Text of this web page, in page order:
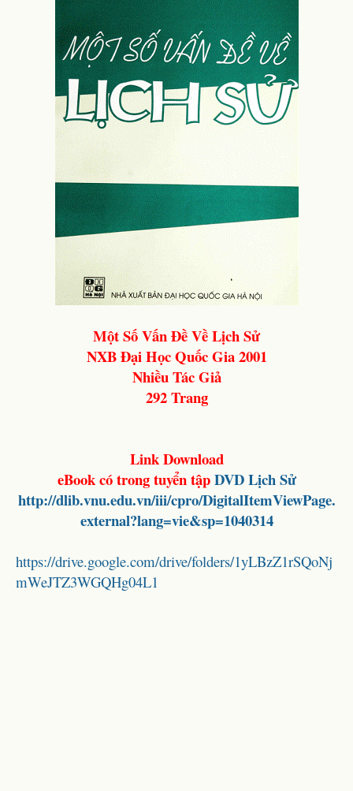
Một Số Vấn Đề Về Lịch Sử
NXB Đại Học Quốc Gia 2001
Nhiều Tác Giả
292 Trang
Link Download
eBook có trong tuyển tậpDVD Lịch Sử
http://dlib.vnu.edu.vn/iii/cpro/DigitalItemViewPage.
external?lang=vie&sp=1040314
https://drive.google.com/drive/folders/1yLBzZ1rSQoNj
mWeJTZ3WGQHg04L1